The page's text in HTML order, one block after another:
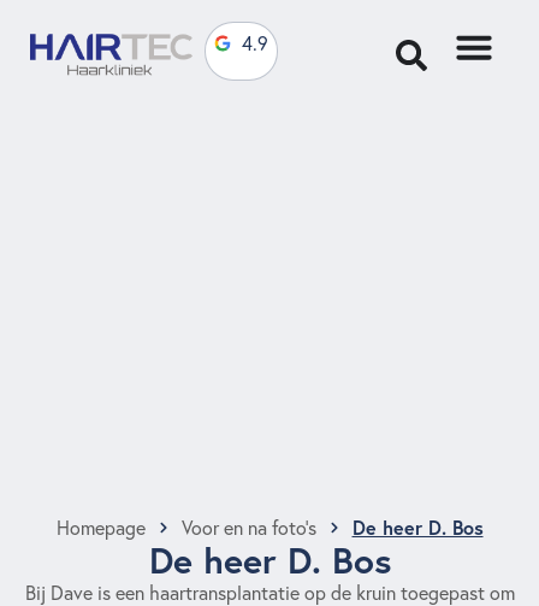
4.9
Homepage Voor en na foto’s De heer D. Bos
De heer D. Bos
Bij Dave is een haartransplantatie op de kruin toegepast om